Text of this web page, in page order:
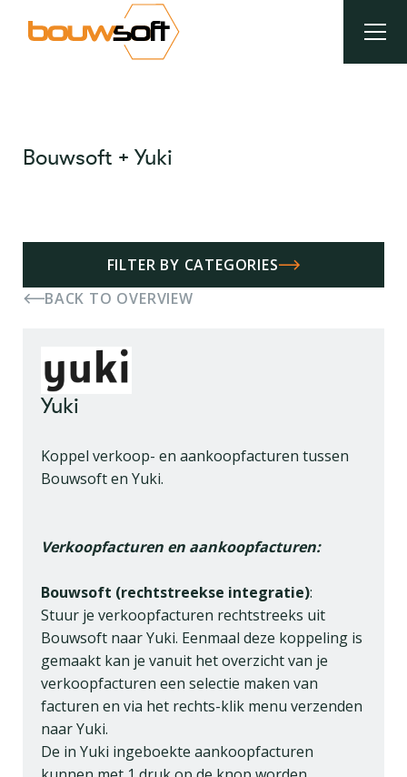
Bouwsoft + Yuki
FILTER BY CATEGORIES
BACK TO OVERVIEW
Yuki
Koppel verkoop- en aankoopfacturen tussen
Bouwsoft en Yuki.
Verkoopfacturen en aankoopfacturen:
Bouwsoft (rechtstreekse integratie):
Stuur je verkoopfacturen rechtstreeks uit
Bouwsoft naar Yuki. Eenmaal deze koppeling is
gemaakt kan je vanuit het overzicht van je
verkoopfacturen een selectie maken van
facturen en via het rechts-klik menu verzenden
naar Yuki.
De in Yuki ingeboekte aankoopfacturen